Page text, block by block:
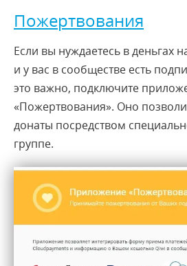
Пожертвования
Если вы нуждаетесь в деньгах
и у вас в сообществе есть
это важно, подключите
«Пожертвования». Оно
донаты посредством
группе.